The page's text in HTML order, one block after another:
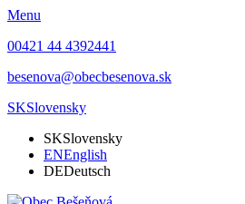
Menu
00421 44 4392441
besenova@obecbesenova.sk
SKSlovensky
SKSlovensky
ENEnglish
DEDeutsch